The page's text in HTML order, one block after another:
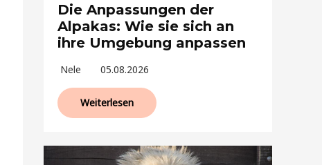
Die Anpassungen der
Alpakas: Wie sie sich an
ihre Umgebung anpassen
Nele 05.08.2026
Weiterlesen